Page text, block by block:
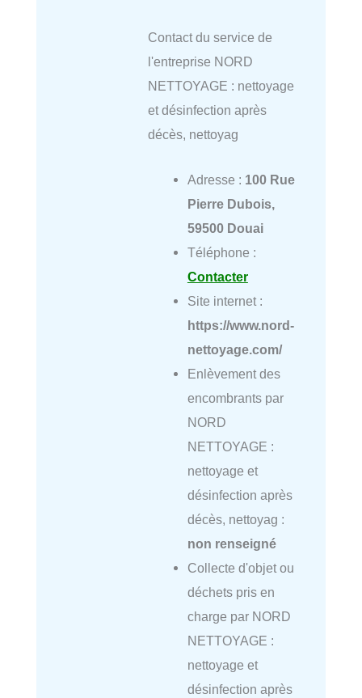
Contact du service de
l'entreprise NORD
NETTOYAGE : nettoyage
et désinfection après
décès, nettoyag
Adresse : 100 Rue
Pierre Dubois,
59500 Douai
Téléphone :
Contacter
Site internet :
https://www.nord-
nettoyage.com/
Enlèvement des
encombrants par
NORD
NETTOYAGE :
nettoyage et
désinfection après
décès, nettoyag :
non renseigné
Collecte d'objet ou
déchets pris en
charge par NORD
NETTOYAGE :
nettoyage et
désinfection après